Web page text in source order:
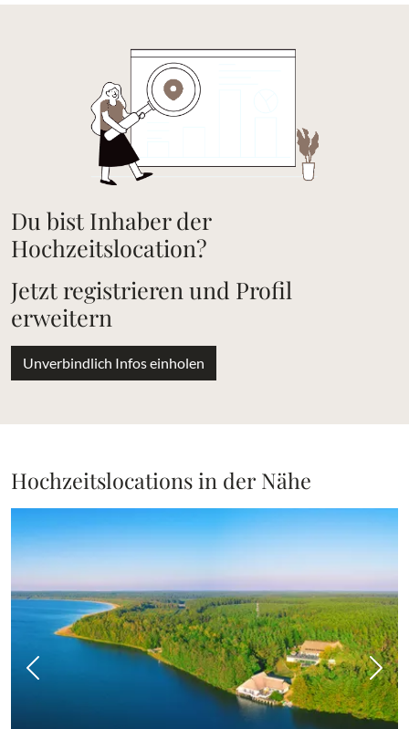
Du bist Inhaber der
Hochzeitslocation?
Jetzt registrieren und Profil
erweitern
Unverbindlich Infos einholen
Hochzeitslocations in der Nähe
Vorheriges Bild